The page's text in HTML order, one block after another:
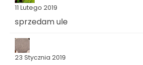
11 Lutego 2019
sprzedam ule
23 Stycznia 2019